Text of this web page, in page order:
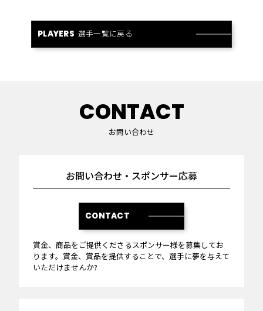
PLAYERS 選手一覧に戻る
CONTACT
お問い合わせ
お問い合わせ・スポンサー応募
CONTACT
賞金、商品をご提供くださるスポンサー様を募集してお
ります。賞金、賞品を提供することで、選手に夢を与えて
いただけませんか?